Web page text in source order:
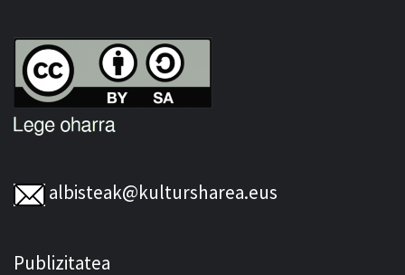
albisteak@kultursharea.eus
Publizitatea